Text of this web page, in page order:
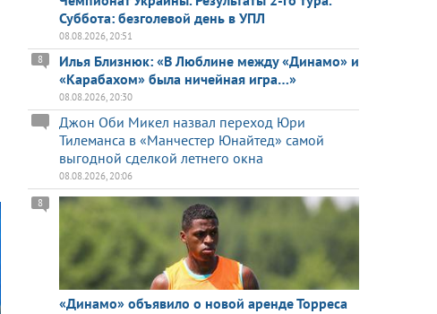
Суббота: безголевой день в УПЛ
08.08.2026, 20:51
Илья Близнюк: «В Люблине между «Динамо» и
«Карабахом» была ничейная игра…»
8
08.08.2026, 20:30
Джон Оби Микел назвал переход Юри
Тилеманса в «Манчестер Юнайтед» самой
выгодной сделкой летнего окна
08.08.2026, 20:06
«Динамо» объявило о новой аренде Торреса
8